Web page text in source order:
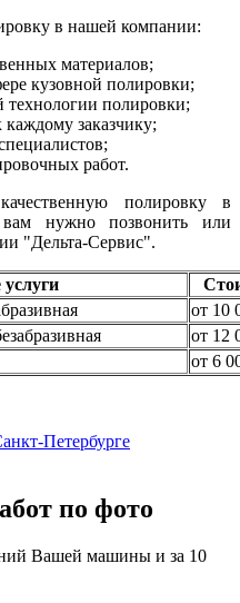
в нашей компании:
материалов;
кузовной полировки;
полировки;
заказчику;
работ.
полировку в
нужно позвонить или
"Дельта-Сервис".
от 10
от 12
от 6
Петербурге
по фото
Вашей машины и за 10